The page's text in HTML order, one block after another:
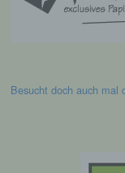
Besucht doch auch mal
e)
darin